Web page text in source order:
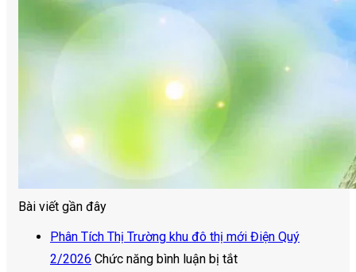
Bài viết gần đây
Phân Tích Thị Trường khu đô thị mới Điện Quý
2/2026 Chức năng bình luận bị tắtở